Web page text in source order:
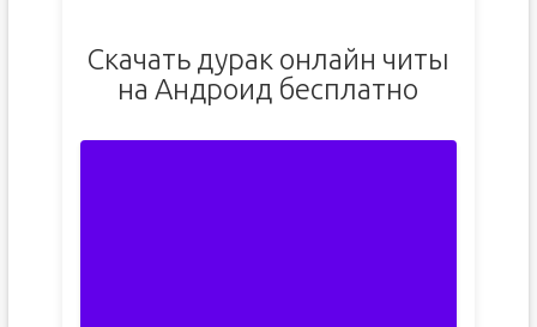
Скачать дурак онлайн читы
на Андроид бесплатно